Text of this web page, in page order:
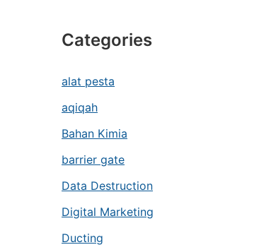
Categories
alat pesta
aqiqah
Bahan Kimia
barrier gate
Data Destruction
Digital Marketing
Ducting